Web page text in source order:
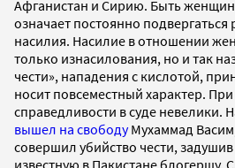
Афганистан и Сирию. Быть
означает постоянно
насилия. Насилие в отношении
только изнасилования, но и так
чести», нападения с кислотой,
носит повсеместный характер.
справедливости в суде невелики.
вышел на свободуМухаммад
совершил убийство чести,
известную в Пакистане блогершу.